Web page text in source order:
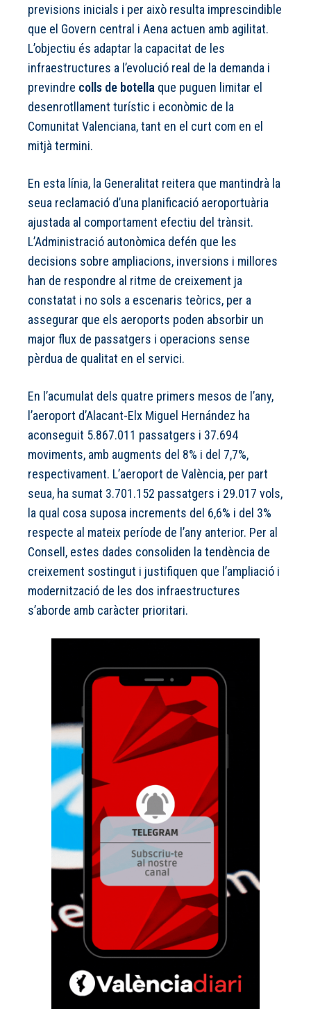
previsions inicials i per això resulta imprescindible
que el Govern central i Aena actuen amb agilitat.
L’objectiu és adaptar la capacitat de les
infraestructures a l’evolució real de la demanda i
previndre colls de botella que puguen limitar el
desenrotllament turístic i econòmic de la
Comunitat Valenciana, tant en el curt com en el
mitjà termini.
En esta línia, la Generalitat reitera que mantindrà la
seua reclamació d’una planificació aeroportuària
ajustada al comportament efectiu del trànsit.
L’Administració autonòmica defén que les
decisions sobre ampliacions, inversions i millores
han de respondre al ritme de creixement ja
constatat i no sols a escenaris teòrics, per a
assegurar que els aeroports poden absorbir un
major flux de passatgers i operacions sense
pèrdua de qualitat en el servici.
En l’acumulat dels quatre primers mesos de l’any,
l’aeroport d’Alacant-Elx Miguel Hernández ha
aconseguit 5.867.011 passatgers i 37.694
moviments, amb augments del 8% i del 7,7%,
respectivament. L’aeroport de València, per part
seua, ha sumat 3.701.152 passatgers i 29.017 vols,
la qual cosa suposa increments del 6,6% i del 3%
respecte al mateix període de l’any anterior. Per al
Consell, estes dades consoliden la tendència de
creixement sostingut i justifiquen que l’ampliació i
modernització de les dos infraestructures
s’aborde amb caràcter prioritari.